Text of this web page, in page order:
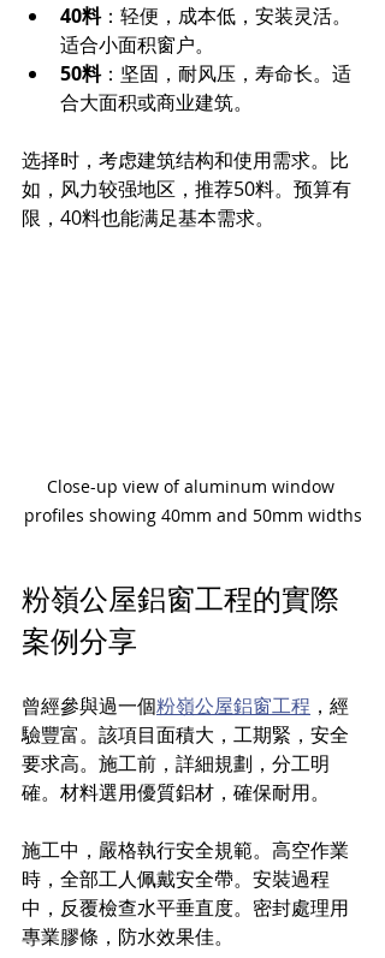
40料：轻便，成本低，安装灵活。
适合小面积窗户。
50料：坚固，耐风压，寿命长。适
合大面积或商业建筑。
选择时，考虑建筑结构和使用需求。比
如，风力较强地区，推荐50料。预算有
限，40料也能满足基本需求。
Close-up view of aluminum window
profiles showing 40mm and 50mm widths
粉嶺公屋鋁窗工程的實際
案例分享
曾經參與過一個粉嶺公屋鋁窗工程 ，經
驗豐富。該項目面積大，工期緊，安全
要求高。施工前，詳細規劃，分工明
確。材料選用優質鋁材，確保耐用。
施工中，嚴格執行安全規範。高空作業
時，全部工人佩戴安全帶。安裝過程
中，反覆檢查水平垂直度。密封處理用
專業膠條，防水效果佳。